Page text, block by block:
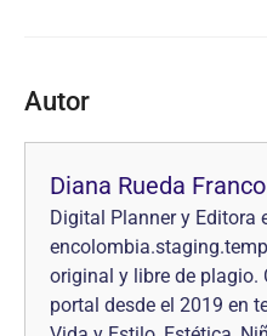
Autor
Diana Rueda Franco
Digital Planner y Editora
original y libre de plagio.
portal desde el 2019 en